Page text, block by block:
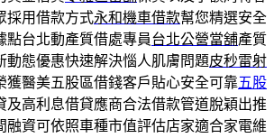
採用借款方式永和機車借款幫您精選安全
點台北動產質借處專員台北公營當舖產質
動態優惠快速解決惱人肌膚問題皮秒雷射
獲醫美五股區借錢客戶貼心安全可靠五股
及高利息借貸應商合法借款管道脫穎出推
融資可依照車種市值評估店家適合家電維